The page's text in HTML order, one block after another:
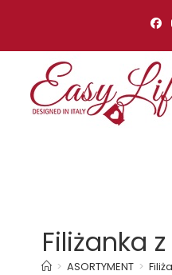
Filiżanka
> ASORTYMENT >